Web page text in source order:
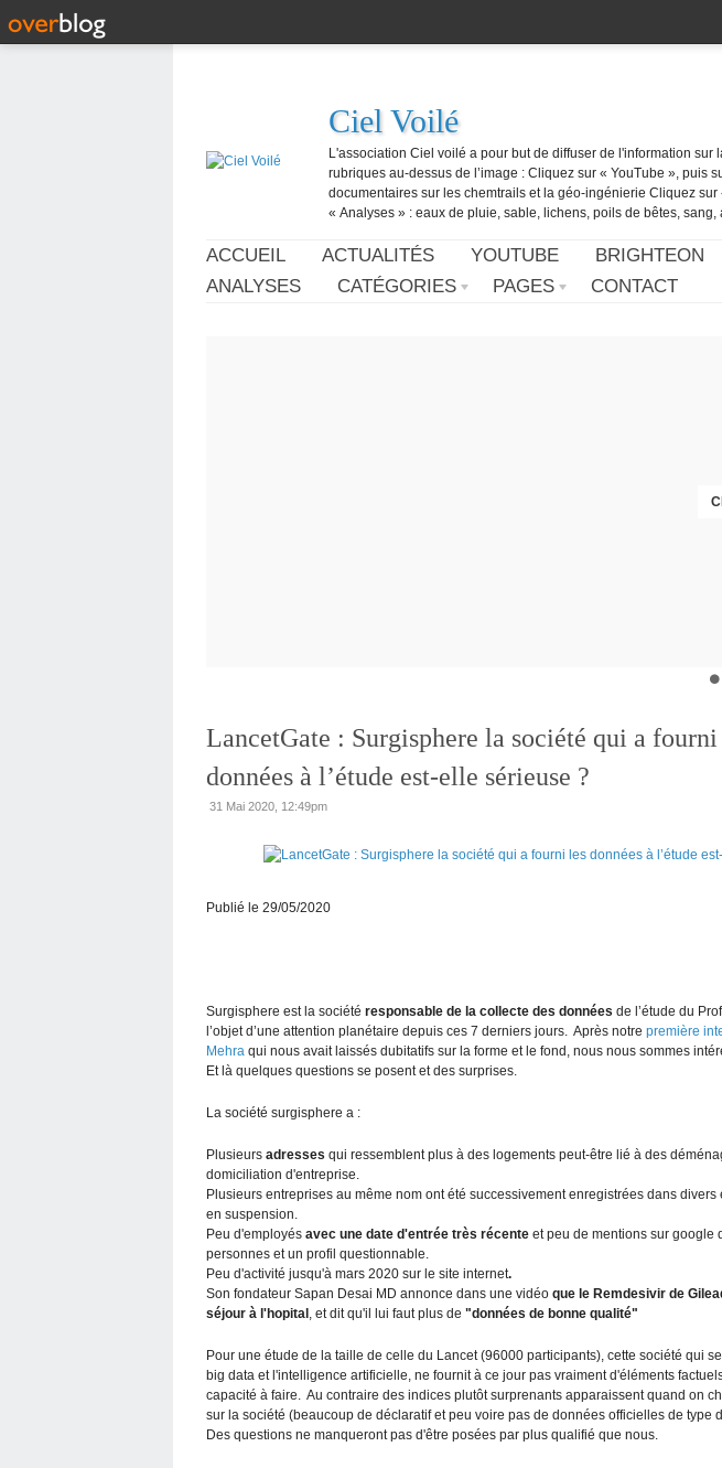
Ciel Voilé
L'association Ciel voilé a pour but de diffuser de l'information
rubriques au-dessus de l’image : Cliquez sur « YouTube », puis
documentaires sur les chemtrails et la géo-ingénierie Cliquez
« Analyses » : eaux de pluie, sable, lichens, poils de bêtes, sang,
ACCUEIL ACTUALITÉS YOUTUBE BRIGHTEON
ANALYSES
CATÉGORIES PAGES CONTACT
LancetGate : Surgisphere la société qui a fourni
données à l’étude est-elle sérieuse ?
31 Mai 2020, 12:49pm
Publié le 29/05/2020
Surgisphere est la société responsable de la collecte des données de l’étude du
l’objet d’une attention planétaire depuis ces 7 derniers jours. Après notre première
Mehra qui nous avait laissés dubitatifs sur la forme et le fond, nous nous sommes
Et là quelques questions se posent et des surprises.
La société surgisphere a :
Plusieurs adresses qui ressemblent plus à des logements peut-être lié à des
domiciliation d'entreprise.
Plusieurs entreprises au même nom ont été successivement enregistrées dans divers
en suspension.
Peu d'employés avec une date d'entrée très récente et peu de mentions sur google
personnes et un profil questionnable.
Peu d'activité jusqu'à mars 2020 sur le site internet.
Son fondateur Sapan Desai MD annonce dans une vidéo que le Remdesivir de
séjour à l'hopital , et dit qu'il lui faut plus de "données de bonne qualité"
Pour une étude de la taille de celle du Lancet (96000 participants), cette société qui
big data et l'intelligence artificielle, ne fournit à ce jour pas vraiment d'éléments
capacité à faire. Au contraire des indices plutôt surprenants apparaissent quand on
sur la société (beaucoup de déclaratif et peu voire pas de données officielles de type
Des questions ne manqueront pas d'être posées par plus qualifié que nous.